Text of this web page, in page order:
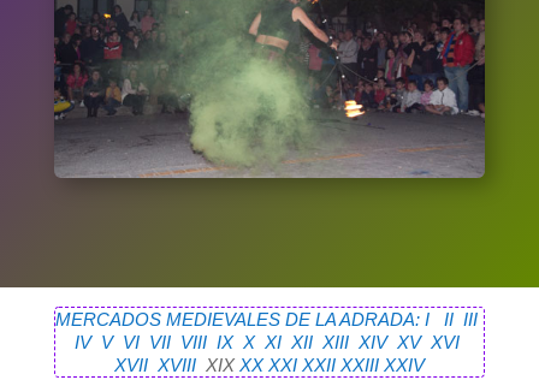
MERCADOS MEDIEVALES DE LA ADRADA: I II III
IV V VI VII VIII IX X XI XII XIII XIV XV XVI
XVII XVIIIXIX XX XXI XXII XXIII XXIV